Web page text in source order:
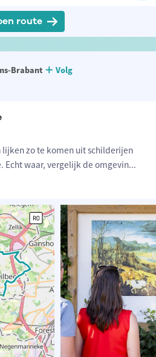
route
Brabant
Volg
lijken zo te komen uit schilderijen
Echt waar, vergelijk de omgevin...